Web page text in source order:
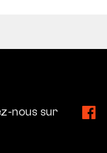
nous sur